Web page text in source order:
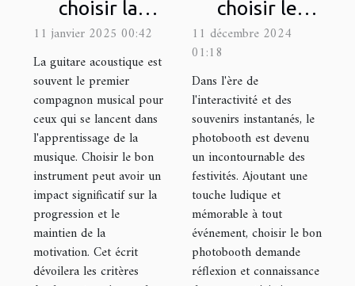
choisir la
meilleure
guitare
acoustique
pour
débutants
11 janvier 2025 00:42
La guitare acoustique est
souvent le premier
compagnon musical pour
ceux qui se lancent dans
l'apprentissage de la
musique. Choisir le bon
instrument peut avoir un
impact significatif sur la
progression et le
maintien de la
motivation. Cet écrit
dévoilera les critères
choisir le
photobooth
idéal pour
votre
prochain
événement
11 décembre 2024
01:18
Dans l'ère de
l'interactivité et des
souvenirs instantanés, le
photobooth est devenu
un incontournable des
festivités. Ajoutant une
touche ludique et
mémorable à tout
événement, choisir le bon
photobooth demande
réflexion et connaissance